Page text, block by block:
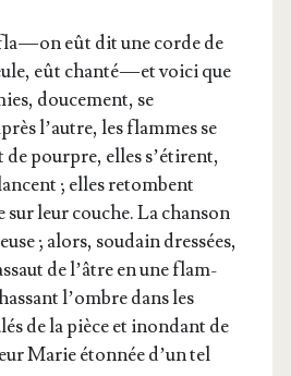
— on eût dit une corde de
eût chan­té — et voi­ci que
dou­ce­ment, se
l’autre, les flammes se
de pourpre, elles s’é­tirent,
; elles retombent
leur couche. La chan­son
; alors, sou­dain dres­sées,
de l’âtre en une flam­
l’ombre dans les
de la pièce et inon­dant de
Marie éton­née d’un tel